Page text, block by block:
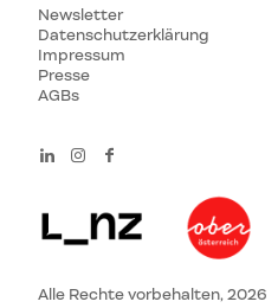
Newsletter
Datenschutzerklärung
Impressum
Presse
AGBs
Alle Rechte vorbehalten, 2026